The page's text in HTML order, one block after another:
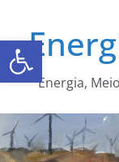
Abrir a
Energia,